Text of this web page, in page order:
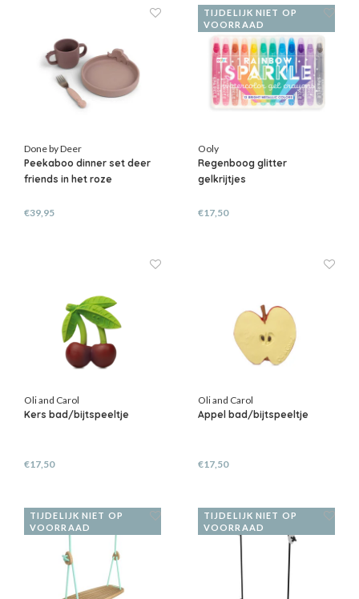
Done by Deer
Peekaboo dinner set deer
friends in het roze
€39,95
TIJDELIJK NIET OP
VOORRAAD
Ooly
Regenboog glitter
gelkrijtjes
€17,50
Oli and Carol
Kers bad/bijtspeeltje
€17,50
Oli and Carol
Appel bad/bijtspeeltje
€17,50
TIJDELIJK NIET OP
VOORRAAD
TIJDELIJK NIET OP
VOORRAAD